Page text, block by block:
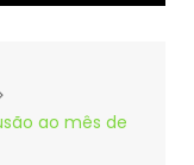
ao mês de